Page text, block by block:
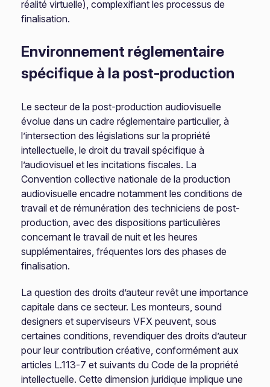
réalité virtuelle), complexifiant les processus de
finalisation.
Environnement réglementaire
spécifique à la post-production
Le secteur de la post-production audiovisuelle
évolue dans un cadre réglementaire particulier, à
l’intersection des législations sur la propriété
intellectuelle, le droit du travail spécifique à
l’audiovisuel et les incitations fiscales. La
Convention collective nationale de la production
audiovisuelle encadre notamment les conditions de
travail et de rémunération des techniciens de post-
production, avec des dispositions particulières
concernant le travail de nuit et les heures
supplémentaires, fréquentes lors des phases de
finalisation.
La question des droits d’auteur revêt une importance
capitale dans ce secteur. Les monteurs, sound
designers et superviseurs VFX peuvent, sous
certaines conditions, revendiquer des droits d’auteur
pour leur contribution créative, conformément aux
articles L.113-7 et suivants du Code de la propriété
intellectuelle. Cette dimension juridique implique une